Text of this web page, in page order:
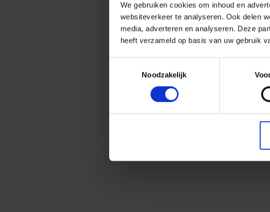
We gebruiken cookies om inhoud en
websiteverkeer te analyseren. Ook delen
media, adverteren en analyseren. Deze
heeft verzameld op basis van uw gebruik
Noodzakelijk